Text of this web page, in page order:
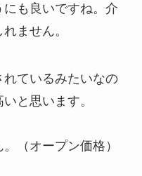
も良いですね。介
ません。
ているみたいなの
と思います。
（オープン価格）